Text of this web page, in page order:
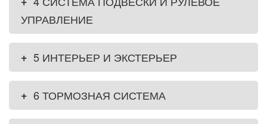
УПРАВЛЕНИЕ
+ 5 ИНТЕРЬЕР И ЭКСТЕРЬЕР
+ 6 ТОРМОЗНАЯ СИСТЕМА